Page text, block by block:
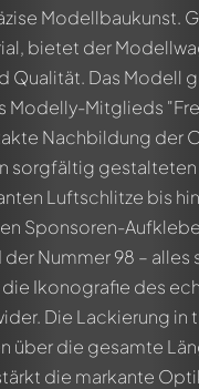
Modellbaukunst.
bietet der
Qualität. Das Modell
Modelly-Mitglieds
Nachbildung der
sorgfältig
Luftschlitze bis
Sponsoren-
der Nummer 98 –
Ikonografie des
Die Lackierung in
über die gesamte
die markante